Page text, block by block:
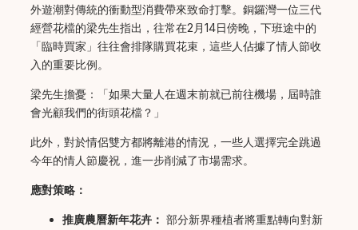
外遊潮對傳統的衝動型消費帶來致命打擊。銅鑼灣一位三代
經營花檔的梁先生指出，往常在2月14日傍晚，下班途中的
「臨時買家」往往會排隊購買花束，這些人佔據了情人節收
入的重要比例。
梁先生擔憂：「如果大量人在週末前就已前往機場，屆時誰
會光顧我們的街頭花檔？」
此外，對於情侶雙方都將離港的情況，一些人選擇完全跳過
今年的情人節慶祝，進一步削減了市場需求。
應對策略：
推廣農曆新年花卉： 部分新界種植者將重點轉向對新